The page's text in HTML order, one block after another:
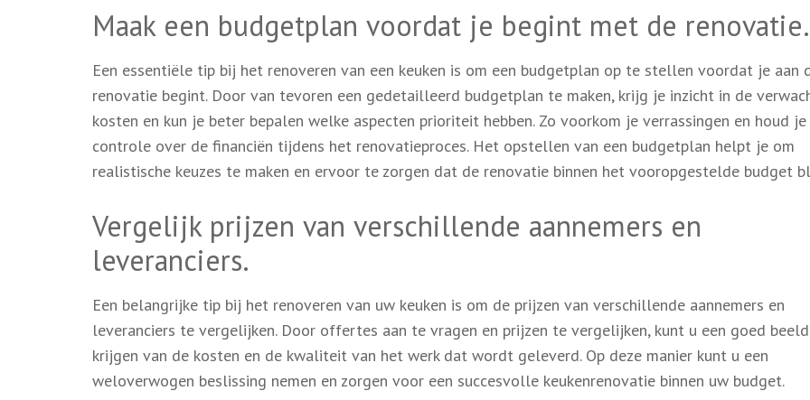
Maak een budgetplan voordat je begint met de renovatie.
Een essentiële tip bij het renoveren van een keuken is om een budgetplan op te stellen voordat je aan
renovatie begint. Door van tevoren een gedetailleerd budgetplan te maken, krijg je inzicht in de
kosten en kun je beter bepalen welke aspecten prioriteit hebben. Zo voorkom je verrassingen en houd
controle over de financiën tijdens het renovatieproces. Het opstellen van een budgetplan helpt je om
realistische keuzes te maken en ervoor te zorgen dat de renovatie binnen het vooropgestelde budget
Vergelijk prijzen van verschillende aannemers en
leveranciers.
Een belangrijke tip bij het renoveren van uw keuken is om de prijzen van verschillende aannemers en
leveranciers te vergelijken. Door offertes aan te vragen en prijzen te vergelijken, kunt u een goed beeld
krijgen van de kosten en de kwaliteit van het werk dat wordt geleverd. Op deze manier kunt u een
weloverwogen beslissing nemen en zorgen voor een succesvolle keukenrenovatie binnen uw budget.